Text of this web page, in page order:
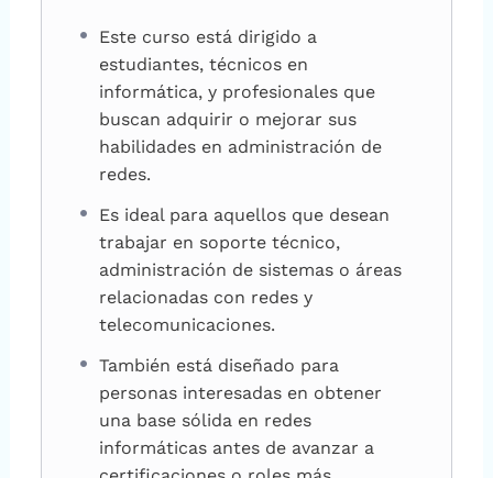
Este curso está dirigido a
estudiantes, técnicos en
informática, y profesionales que
buscan adquirir o mejorar sus
habilidades en administración de
redes.
Es ideal para aquellos que desean
trabajar en soporte técnico,
administración de sistemas o áreas
relacionadas con redes y
telecomunicaciones.
También está diseñado para
personas interesadas en obtener
una base sólida en redes
informáticas antes de avanzar a